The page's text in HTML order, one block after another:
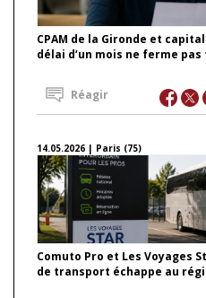
CPAM de la Gironde et
délai d’un mois ne ferme
Réagir
14.05.2026 | Paris (75)
Comuto Pro et Les Voyages
de transport échappe au